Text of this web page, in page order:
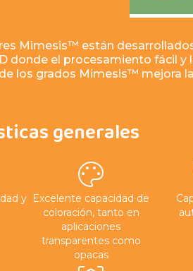
Mimesis™ están
donde el procesamiento fácil y
los grados Mimesis™ mejora
generales
y Excelente capacidad de
coloración, tanto en
aplicaciones
transparentes como
opacas